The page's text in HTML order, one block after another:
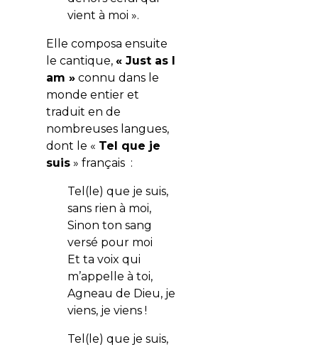
vient à moi ».
Elle composa ensuite
le cantique, « Just as I
am »connu dans le
monde entier et
traduit en de
nombreuses langues,
dont le « Tel que je
suis» français :
Tel(le) que je suis,
sans rien à moi,
Sinon ton sang
versé pour moi
Et ta voix qui
m’appelle à toi,
Agneau de Dieu, je
viens, je viens !
Tel(le) que je suis,